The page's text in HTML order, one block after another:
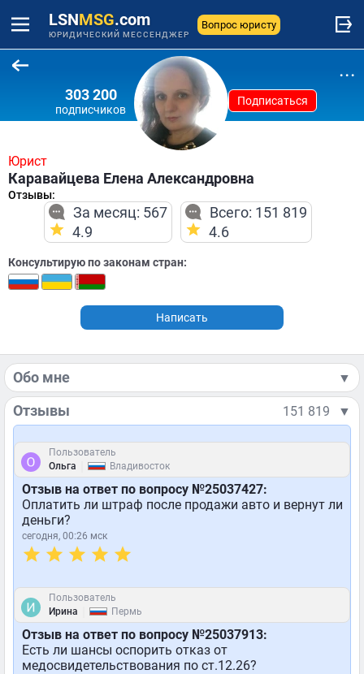
LSNMSG.com
ЮРИДИЧЕСКИЙ МЕССЕНДЖЕР
Вопрос юристу
303 200
подписчиков
Подписаться
...
Юрист
Каравайцева Елена Александровна
Отзывы:
За месяц: 567
4.9
Всего: 151 819
4.6
Консультирую по законам стран:
Написать
Обо мне ▼
Отзывы 151 819 ▼
Пользователь
Ольга
Владивосток
Отзыв на ответ по вопросу №25037427:
Оплатить ли штраф после продажи авто и вернут ли
деньги?
сегодня, 00:26 мск
Пользователь
Ирина
Пермь
Отзыв на ответ по вопросу №25037913:
Есть ли шансы оспорить отказ от
медосвидетельствования по ст.12.26?